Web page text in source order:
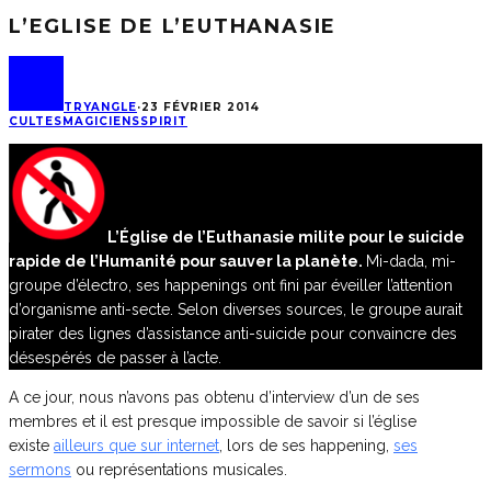
L’EGLISE DE L’EUTHANASIE
TRYANGLE·23 FÉVRIER 2014
CULTES MAGICIENSSPIRIT
L’Église de l’Euthanasie milite pour le suicide
rapide de l’Humanité pour sauver la planète. Mi-dada, mi-
groupe d’électro, ses happenings ont fini par éveiller l’attention
d’organisme anti-secte. Selon diverses sources, le groupe aurait
pirater des lignes d’assistance anti-suicide pour convaincre des
désespérés de passer à l’acte.
A ce jour, nous n’avons pas obtenu d’interview d’un de ses
membres et il est presque impossible de savoir si l’église
existe ailleurs que sur internet , lors de ses happening, ses
sermons ou représentations musicales.